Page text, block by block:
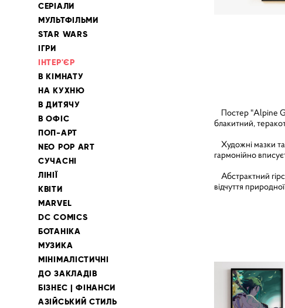
СЕРІАЛИ
МУЛЬТФІЛЬМИ
STAR WARS
ІГРИ
ІНТЕР'ЄР
В КІМНАТУ
НА КУХНЮ
В ДИТЯЧУ
В ОФІС
ПОП-АРТ
NEO POP ART
СУЧАСНІ
ЛІНІЇ
КВІТИ
MARVEL
DC COMICS
БОТАНІКА
МУЗИКА
МІНІМАЛІСТИЧНІ
ДО ЗАКЛАДІВ
БІЗНЕС | ФІНАНСИ
АЗІЙСЬКИЙ СТИЛЬ
Постер "Alpine
блакитний,
Художні мазки
гармонійно
Абстрактний
відчуття